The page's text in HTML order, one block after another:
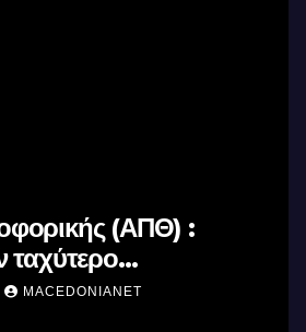
(ΑΠΘ) :
ταχύτερο
στον κόσμο με τη
MACEDONIANET